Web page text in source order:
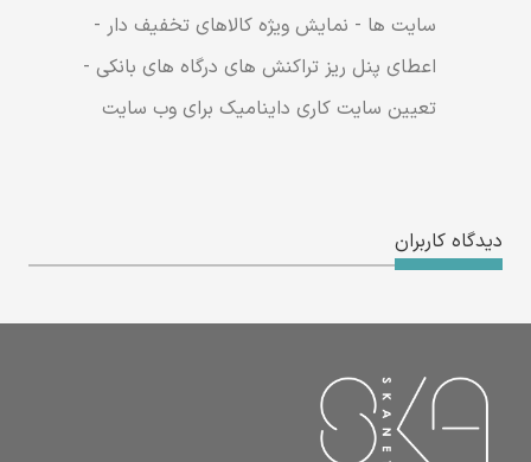
سایت ها - نمایش ویژه کالاهای تخفیف دار -
اعطای پنل ریز تراکنش های درگاه های بانکی -
تعیین سایت کاری داینامیک برای وب سایت
دیدگاه کاربران